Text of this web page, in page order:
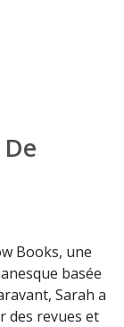
Books, une
basée
Sarah a
des revues et